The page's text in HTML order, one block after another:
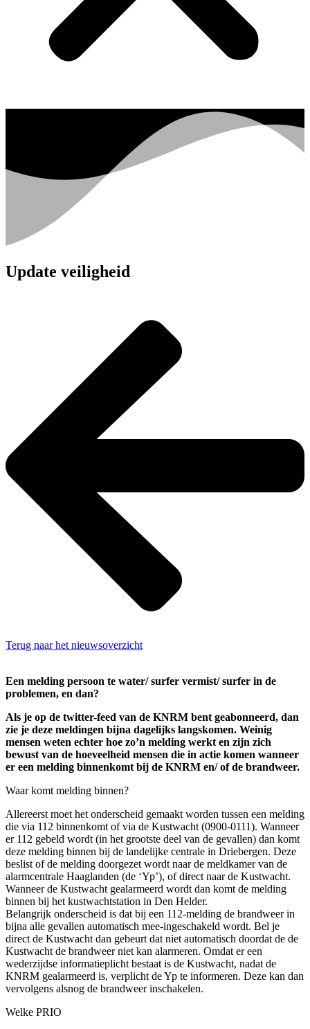
Update veiligheid
Terug naar het nieuwsoverzicht
Een melding persoon te water/ surfer vermist/ surfer in de
problemen, en dan?
Als je op de twitter-feed van de KNRM bent geabonneerd, dan
zie je deze meldingen bijna dagelijks langskomen. Weinig
mensen weten echter hoe zo’n melding werkt en zijn zich
bewust van de hoeveelheid mensen die in actie komen wanneer
er een melding binnenkomt bij de KNRM en/ of de brandweer.
Waar komt melding binnen?
Allereerst moet het onderscheid gemaakt worden tussen een melding
die via 112 binnenkomt of via de Kustwacht (0900-0111). Wanneer
er 112 gebeld wordt (in het grootste deel van de gevallen) dan komt
deze melding binnen bij de landelijke centrale in Driebergen. Deze
beslist of de melding doorgezet wordt naar de meldkamer van de
alarmcentrale Haaglanden (de ‘Yp’), of direct naar de Kustwacht.
Wanneer de Kustwacht gealarmeerd wordt dan komt de melding
binnen bij het kustwachtstation in Den Helder.
Belangrijk onderscheid is dat bij een 112-melding de brandweer in
bijna alle gevallen automatisch mee-ingeschakeld wordt. Bel je
direct de Kustwacht dan gebeurt dat niet automatisch doordat de de
Kustwacht de brandweer niet kan alarmeren. Omdat er een
wederzijdse informatieplicht bestaat is de Kustwacht, nadat de
KNRM gealarmeerd is, verplicht de Yp te informeren. Deze kan dan
vervolgens alsnog de brandweer inschakelen.
Welke PRIO